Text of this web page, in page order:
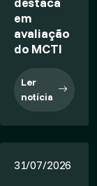
em
avaliação
do MCTI
Ler
notícia
31/07/2026